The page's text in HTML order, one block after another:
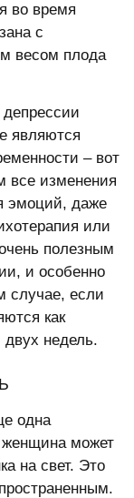
во время
с
весом плода
являются
– вот
все изменения
эмоций, даже
или
полезным
и особенно
случае, если
как
недель.
одна
женщина может
на свет. Это